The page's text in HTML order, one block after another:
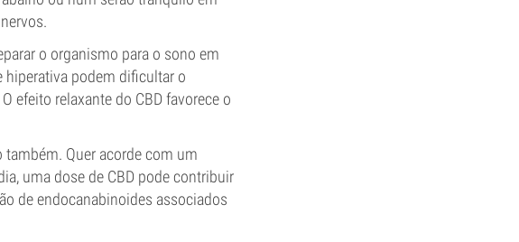
o organismo para o sono em
hiperativa podem dificultar o
efeito relaxante do CBD favorece o
também. Quer acorde com um
uma dose de CBD pode contribuir
de endocanabinoides associados